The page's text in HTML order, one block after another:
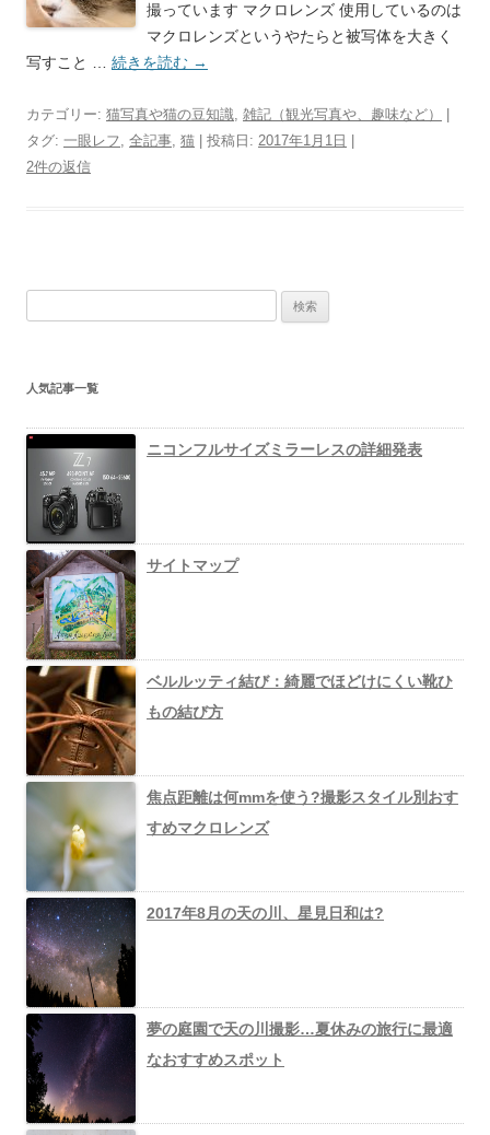
撮っています マクロレンズ 使用しているのは
マクロレンズというやたらと被写体を大きく
写すこと … 続きを読む →
カテゴリー: 猫写真や猫の豆知識, 雑記（観光写真や、趣味など）
タグ: 一眼レフ, 全記事, 猫 | 投稿日: 2017年1月1日
2件の返信
人気記事一覧
ニコンフルサイズミラーレスの詳細発表
サイトマップ
ベルルッティ結び：綺麗でほどけにくい靴ひ
もの結び方
焦点距離は何mmを使う?撮影スタイル別おす
すめマクロレンズ
2017年8月の天の川、星見日和は?
夢の庭園で天の川撮影…夏休みの旅行に最適
なおすすめスポット